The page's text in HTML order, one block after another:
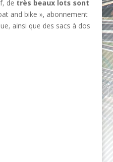
de très beaux lots sont
and bike », abonnement
ainsi que des sacs à dos